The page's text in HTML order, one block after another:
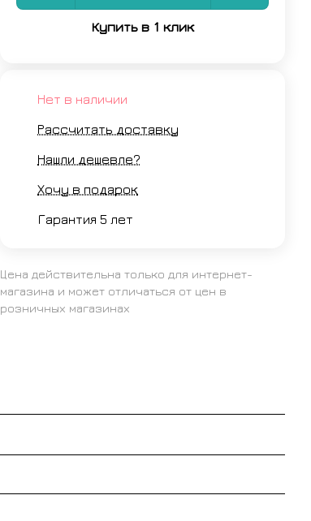
Купить в 1 клик
Нет в наличии
Рассчитать доставку
Нашли дешевле?
Хочу в подарок
Гарантия 5 лет
Цена действительна только для интернет-
магазина и может отличаться от цен в
розничных магазинах